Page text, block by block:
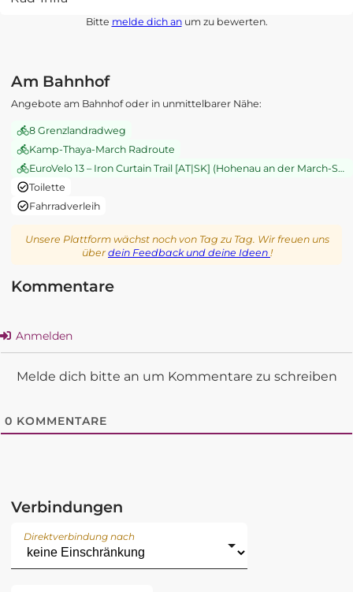
Bitte melde dich anum zu bewerten.
Am Bahnhof
Angebote am Bahnhof oder in unmittelbarer Nähe:
8 Grenzlandradweg
Kamp-Thaya-March Radroute
EuroVelo 13 – Iron Curtain Trail [AT|SK] (Hohenau an der March-Schloss Hof)
Toilette
Fahrradverleih
Unsere Plattform wächst noch von Tag zu Tag. Wir freuen uns
überdein Feedback und deine Ideen !
Kommentare
Anmelden
Melde dich bitte an um Kommentare zu schreiben
0 KOMMENTARE
Verbindungen
Direktverbindung nach